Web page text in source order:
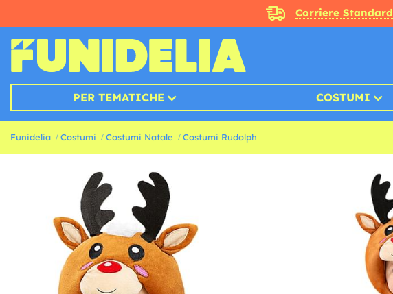
Corriere Standard
PER TEMATICHE COSTUMI
Funidelia Costumi Costumi Natale Costumi Rudolph